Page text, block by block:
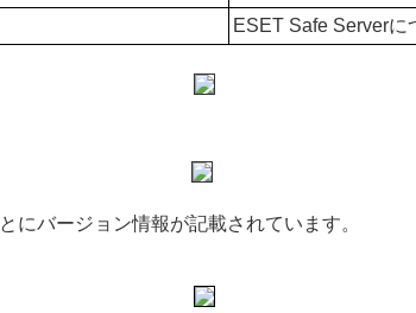
ESET Safe Serverに
にバージョン情報が記載されています。